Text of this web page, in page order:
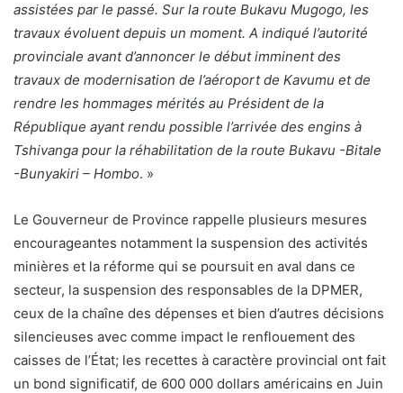
assistées par le passé. Sur la route Bukavu Mugogo, les
travaux évoluent depuis un moment. A indiqué l’autorité
provinciale avant d’annoncer le début imminent des
travaux de modernisation de l’aéroport de Kavumu et de
rendre les hommages mérités au Président de la
République ayant rendu possible l’arrivée des engins à
Tshivanga pour la réhabilitation de la route Bukavu -Bitale
-Bunyakiri – Hombo. »
Le Gouverneur de Province rappelle plusieurs mesures
encourageantes notamment la suspension des activités
minières et la réforme qui se poursuit en aval dans ce
secteur, la suspension des responsables de la DPMER,
ceux de la chaîne des dépenses et bien d’autres décisions
silencieuses avec comme impact le renflouement des
caisses de l’État; les recettes à caractère provincial ont fait
un bond significatif, de 600 000 dollars américains en Juin